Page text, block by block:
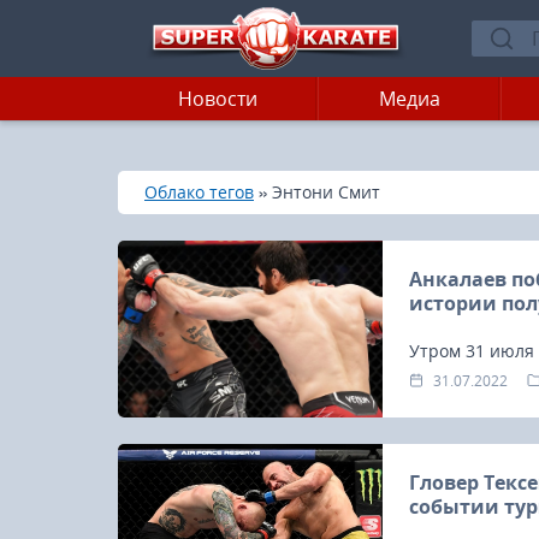
Новости Медиа
Главная
»
Облако тегов » Энтони Смит
Анкалаев
истории
Утром 31 июля
над31.07.2022
Гловер
событии